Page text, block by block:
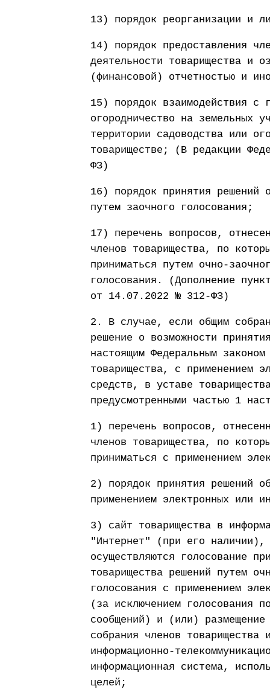
13) порядок реорганизации и
14) порядок предоставления
деятельности товарищества и
(финансовой) отчетностью и
15) порядок взаимодействия с
огородничество на земельных
территории садоводства или
товариществе; (В редакции
ФЗ)
16) порядок принятия решений
путем заочного голосования;
17) перечень вопросов,
членов товарищества, по
приниматься путем очно-
голосования. (Дополнение
от 14.07.2022 № 312-ФЗ)
2. В случае, если общим
решение о возможности
настоящим Федеральным
товарищества, с применением
средств, в уставе
предусмотренными частью 1
1) перечень вопросов,
членов товарищества, по
приниматься с применением
2) порядок принятия решений
применением электронных или
3) сайт товарищества в
"Интернет" (при его наличии),
осуществляются голосование
товарищества решений путем
голосования с применением
(за исключением голосования
сообщений) и (или) размещение
собрания членов
информационно-
информационная система,
целей;